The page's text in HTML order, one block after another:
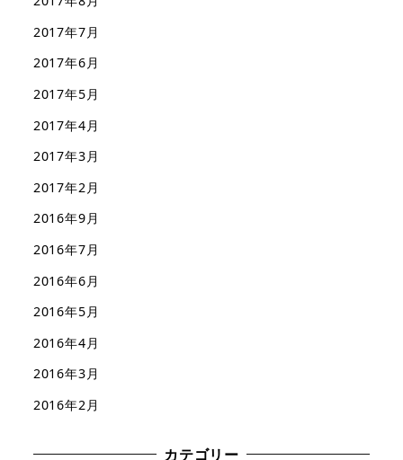
2017年7月
2017年6月
2017年5月
2017年4月
2017年3月
2017年2月
2016年9月
2016年7月
2016年6月
2016年5月
2016年4月
2016年3月
2016年2月
カテゴリー